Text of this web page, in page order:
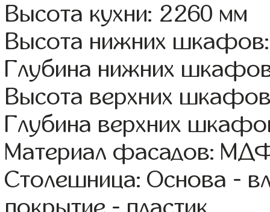
Высота кухни: 2260 мм
Высота нижних
Глубина нижних
Высота верхних
Глубина верхних
Материал фасадов:
Столешница: Основа -